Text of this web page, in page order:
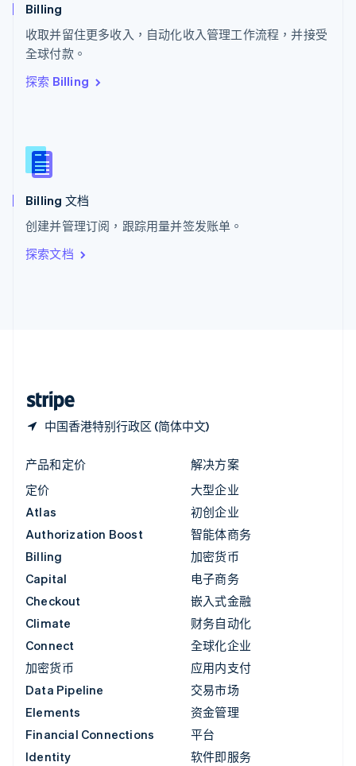
Billing
收取并留住更多收入，自动化收入管理工作流程，并接受
全球付款。
探索 Billing
Billing 文档
创建并管理订阅，跟踪用量并签发账单。
探索文档
中国香港特别行政区 (简体中文)
泰国
ไทยEnglish
希腊
English
西班牙
新西兰
English
匈牙利
English
ItalianoEnglish
印度
English
产品和定价
定价
Atlas
Authorization Boost
Billing
Capital
Checkout
Climate
Connect
加密货币
Data Pipeline
Elements
Financial Connections
Identity
解决方案
大型企业
初创企业
智能体商务
加密货币
电子商务
嵌入式金融
财务自动化
全球化企业
应用内支付
交易市场
资金管理
平台
软件即服务